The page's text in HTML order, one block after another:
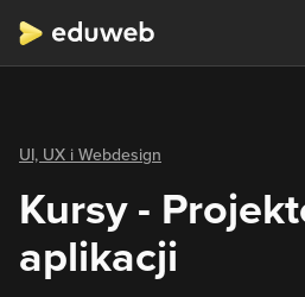
UI, UX i Webdesign
Kursy -
aplikacji